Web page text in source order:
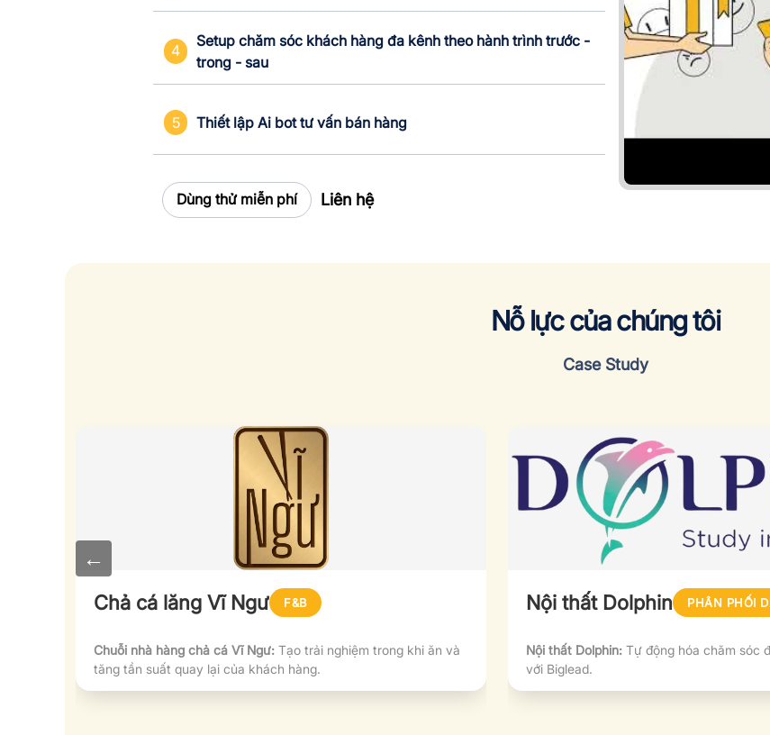
4
Setup chăm sóc khách hàng đa kênh theo hành trình trước -
trong - sau
5 Thiết lập Ai bot tư vấn bán hàng
Dùng thử miễn phí Liên hệ
Nỗ lực của chúng tôi
Case Study
←
Chả cá lăng Vĩ Ngư F&B
Chuỗi nhà hàng chả cá Vĩ Ngư: Tạo trải nghiệm trong khi ăn và
tăng tần suất quay lại của khách hàng.
Nội thất Dolphin PHÂN PHỐI
Nội thất Dolphin: Tự động hóa chăm sóc
với Biglead.